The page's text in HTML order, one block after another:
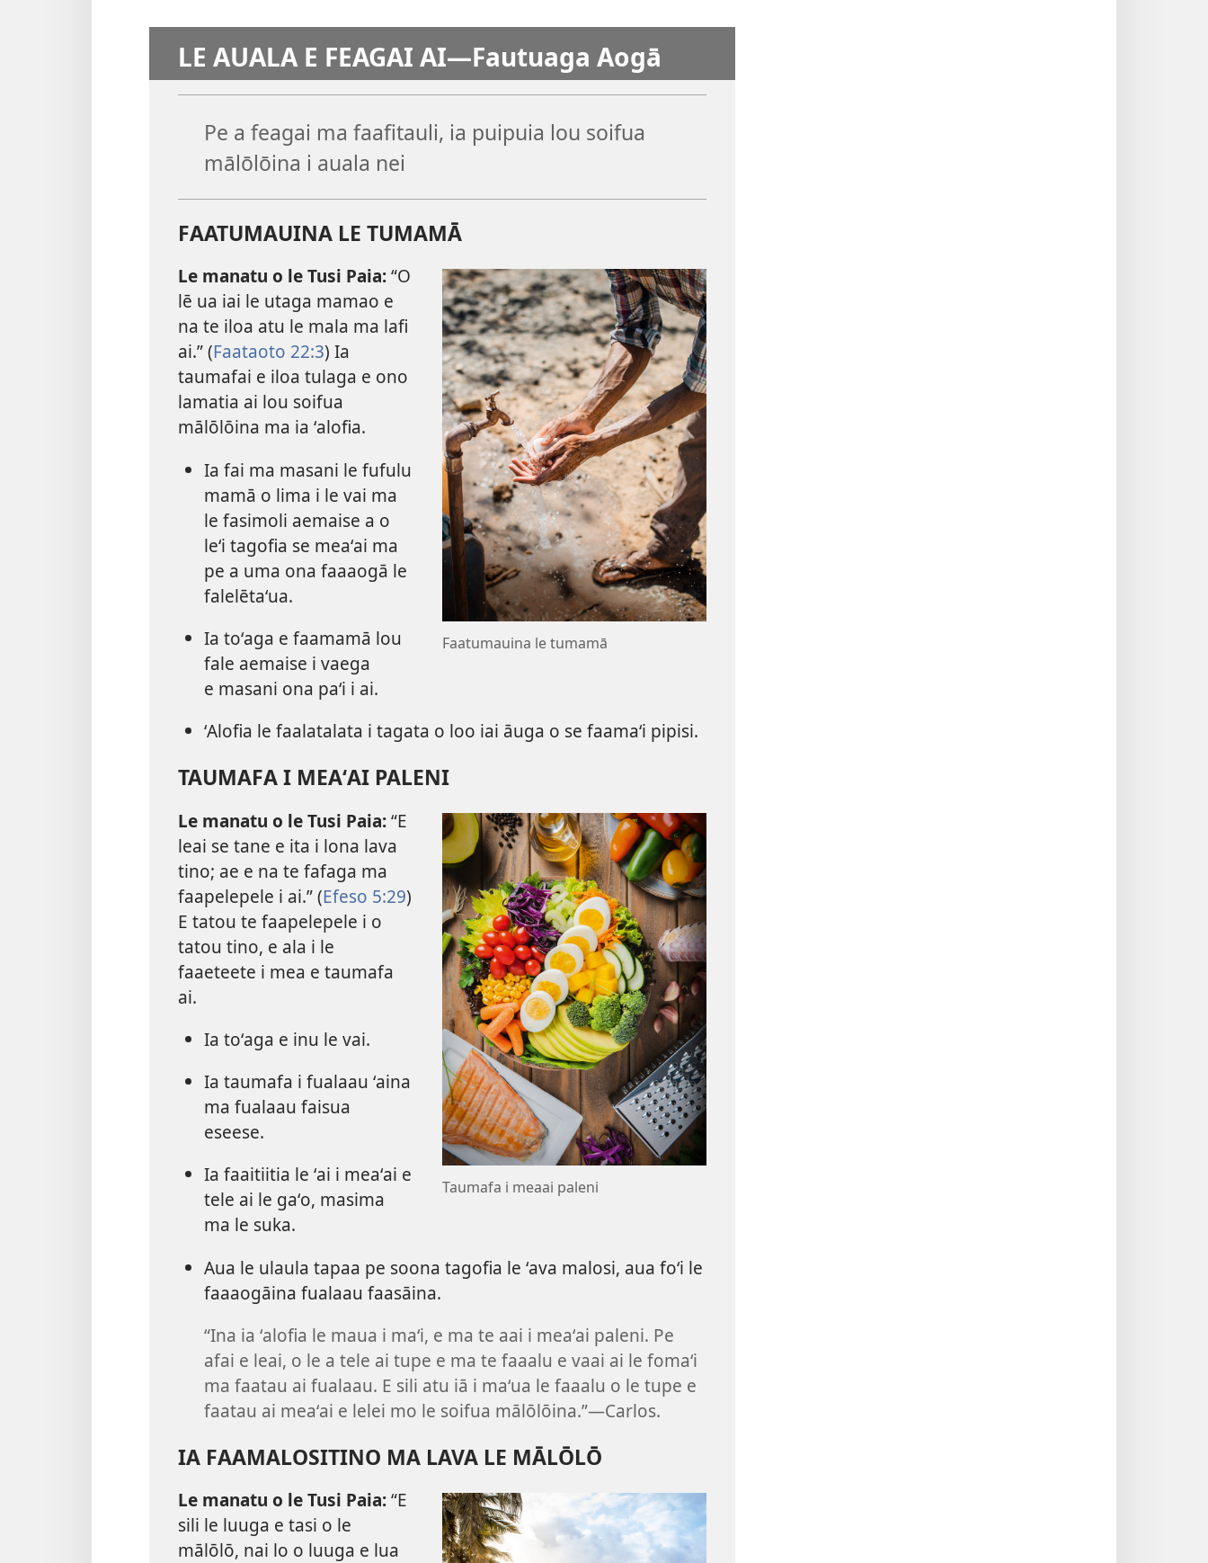
LE AUALA E FEAGAI AI​—Fautuaga Aogā
Pe a feagai ma faafitauli, ia puipuia lou soifua
mālōlōina i auala nei
FAATUMAUINA LE TUMAMĀ
Faatumauina le tumamā
Le manatu o le Tusi Paia:“O
lē ua iai le utaga mamao e
na te iloa atu le mala ma lafi
ai.” (Faataoto 22:3) Ia
taumafai e iloa tulaga e ono
lamatia ai lou soifua
mālōlōina ma ia ʻalofia.
Ia fai ma masani le fufulu
mamā o lima i le vai ma
le fasimoli aemaise a o
leʻi tagofia se meaʻai ma
pe a uma ona faaaogā le
falelētaʻua.
Ia toʻaga e faamamā lou
fale aemaise i vaega
e masani ona paʻi i ai.
ʻAlofia le faalatalata i tagata o loo iai āuga o se faamaʻi pipisi.
TAUMAFA I MEAʻAI PALENI
Taumafa i meaai paleni
Le manatu o le Tusi Paia:“E
leai se tane e ita i lona lava
tino; ae e na te fafaga ma
faapelepele i ai.” (Efeso 5:29)
E tatou te faapelepele i o
tatou tino, e ala i le
faaeteete i mea e taumafa
ai.
Ia toʻaga e inu le vai.
Ia taumafa i fualaau ʻaina
ma fualaau faisua
eseese.
Ia faaitiitia le ʻai i meaʻai e
tele ai le gaʻo, masima
ma le suka.
Aua le ulaula tapaa pe soona tagofia le ʻava malosi, aua foʻi le
faaaogāina fualaau faasāina.
“Ina ia ʻalofia le maua i maʻi, e ma te aai i meaʻai paleni. Pe
afai e leai, o le a tele ai tupe e ma te faaalu e vaai ai le fomaʻi
ma faatau ai fualaau. E sili atu iā i maʻua le faaalu o le tupe e
faatau ai meaʻai e lelei mo le soifua mālōlōina.”​—Carlos.
IA FAAMALOSITINO MA LAVA LE MĀLŌLŌ
Le manatu o le Tusi Paia:“E
sili le luuga e tasi o le
mālōlō, nai lo o luuga e lua